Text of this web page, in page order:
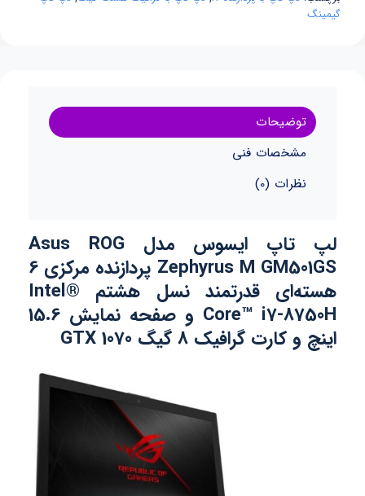
گیمینگ
توضیحات
مشخصات فنی
نظرات (0)
لپ تاپ ایسوس مدل Asus ROG
Zephyrus M GM501GS پردازنده مرکزی 6
هسته‌ای قدرتمند نسل هشتم Intel®
Core™ i7-8750H و صفحه نمایش 15.6
اینچ و کارت گرافیک 8 گیگ GTX 1070